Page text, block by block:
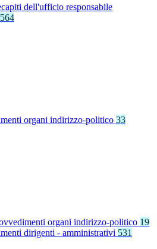
dell'ufficio responsabile
564
organi indirizzo-politico 33
organi indirizzo-politico 19
dirigenti - amministrativi 531